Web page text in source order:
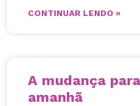
CONTINUAR LENDO »
A mudança
amanhã